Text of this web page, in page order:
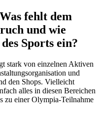
fehlt dem
und wie
Sports ein?
stark von einzelnen Aktiven
und
den Shops. Vielleicht
alles in diesen Bereichen
zu einer Olympia-Teilnahme